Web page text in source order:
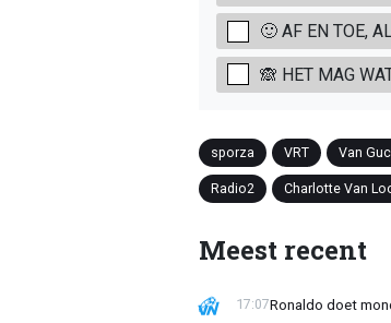
🙂 AF EN TOE,
🙈 HET MAG
sporza VRT Van
Radio2 Charlotte Van
Meest recent
Ronaldo doet
17:07